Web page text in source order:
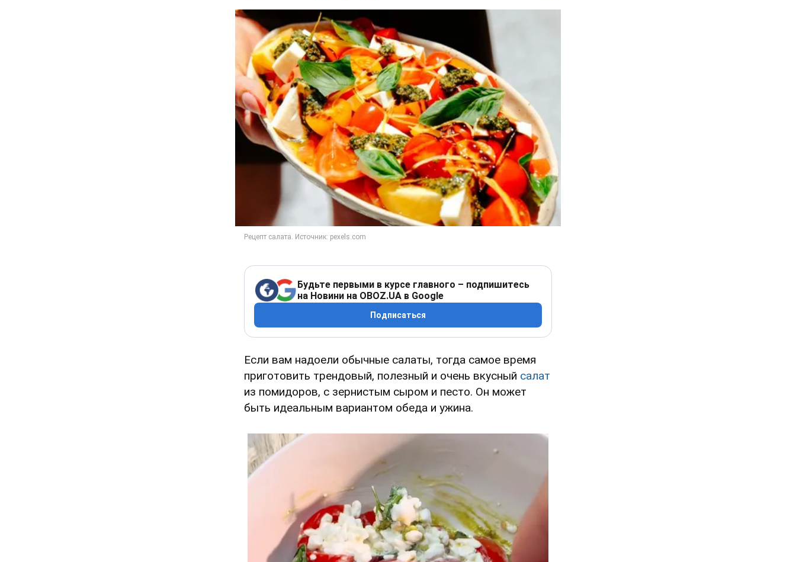
Будьте первыми в курсе главного – подпишитесь
на Новини на OBOZ.UA в Google
Подписаться
Если вам надоели обычные салаты, тогда самое время
приготовить трендовый, полезный и очень вкусный салат
из помидоров, с зернистым сыром и песто. Он может
быть идеальным вариантом обеда и ужина.